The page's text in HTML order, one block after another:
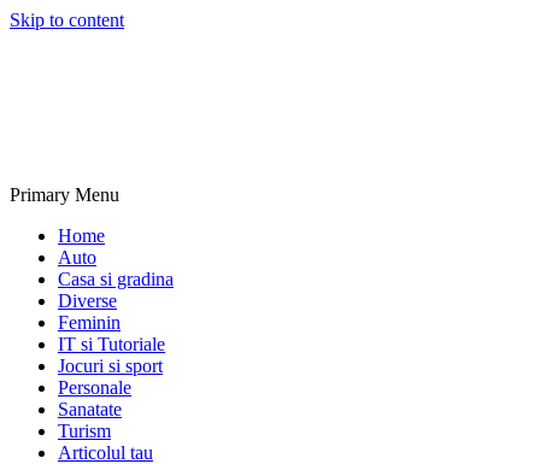
Skip to content
Primary Menu
Home
Auto
Casa si gradina
Diverse
Feminin
IT si Tutoriale
Jocuri si sport
Personale
Sanatate
Turism
Articolul tau